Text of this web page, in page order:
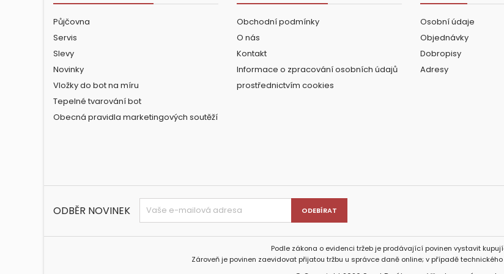
Půjčovna
Servis
Slevy
Novinky
Vložky do bot na míru
Tepelné tvarování bot
Obecná pravidla marketingových soutěží
Obchodní podmínky
O nás
Kontakt
Informace o zpracování osobních údajů
prostřednictvím cookies
Osobní údaje
Objednávky
Dobropisy
Adresy
ODBĚR NOVINEK
Podle zákona o evidenci tržeb je prodávající povinen vystavit
Zároveň je povinen zaevidovat přijatou tržbu u správce daně online; v případě